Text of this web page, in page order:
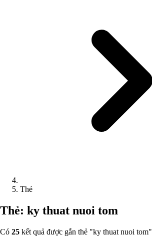
Thẻ
Thẻ: ky thuat nuoi tom
Có 25 kết quả được gắn thẻ "ky thuat nuoi tom"